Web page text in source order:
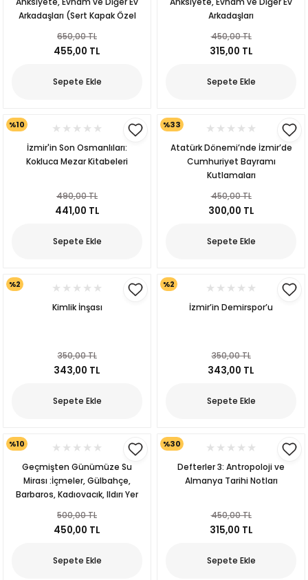
Arkadaşları (Sert Kapak Özel
650,00 TL
455,00 TL
Sepete Ekle
Arkadaşları
450,00 TL
315,00 TL
Sepete Ekle
%10
İzmir'in Son Osmanlıları:
Kokluca Mezar Kitabeleri
490,00 TL
441,00 TL
Sepete Ekle
%33
Atatürk Dönemi’nde İzmir’de
Cumhuriyet Bayramı
Kutlamaları
450,00 TL
300,00 TL
Sepete Ekle
%2
Kimlik İnşası
350,00 TL
343,00 TL
Sepete Ekle
%2
İzmir’in Demirspor’u
350,00 TL
343,00 TL
Sepete Ekle
%10
Geçmişten Günümüze Su
Mirası :İçmeler, Gülbahçe,
Barbaros, Kadıovacık, Ildırı Yer
500,00 TL
450,00 TL
Sepete Ekle
%30
Defterler 3: Antropoloji ve
Almanya Tarihi Notları
450,00 TL
315,00 TL
Sepete Ekle